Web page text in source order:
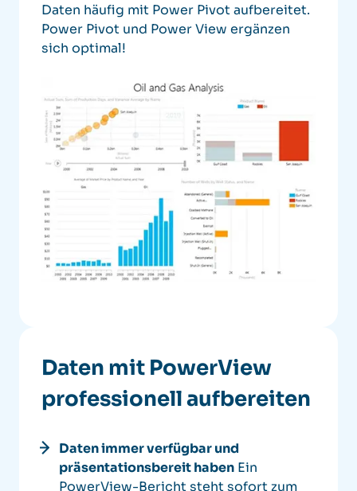
Daten häufig mit Power Pivot aufbereitet.
Power Pivot und Power View ergänzen
sich optimal!
Daten mit PowerView
professionell aufbereiten
Daten immer verfügbar und
präsentationsbereit haben Ein
PowerView-Bericht steht sofort zum